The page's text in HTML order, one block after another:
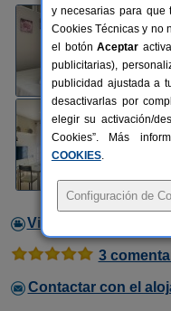
Video
3
Contactar con el
y necesarias para que
Cookies Técnicas y no
el botónAceptar
publicitarias),
publicidad ajustada a
desactivarlas por
elegir su activación/
Cookies”. Más
COOKIES.